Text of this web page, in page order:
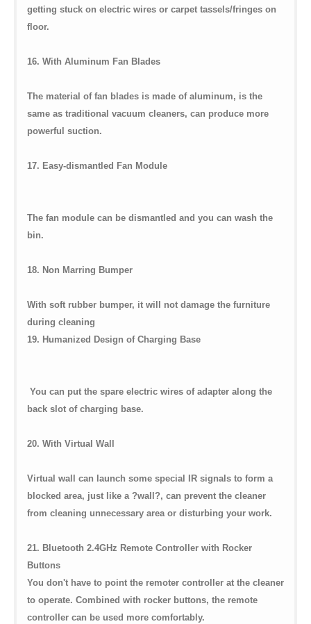
getting stuck on electric wires or carpet tassels/fringes on
floor.
16. With Aluminum Fan Blades
The material of fan blades is made of aluminum, is the
same as traditional vacuum cleaners, can produce more
powerful suction.
17. Easy-dismantled Fan Module
The fan module can be dismantled and you can wash the
bin.
18. Non Marring Bumper
With soft rubber bumper, it will not damage the furniture
during cleaning
19. Humanized Design of Charging Base
You can put the spare electric wires of adapter along the
back slot of charging base.
20. With Virtual Wall
Virtual wall can launch some special IR signals to form a
blocked area, just like a ?wall?, can prevent the cleaner
from cleaning unnecessary area or disturbing your work.
21. Bluetooth 2.4GHz Remote Controller with Rocker
Buttons
You don't have to point the remoter controller at the cleaner
to operate. Combined with rocker buttons, the remote
controller can be used more comfortably.